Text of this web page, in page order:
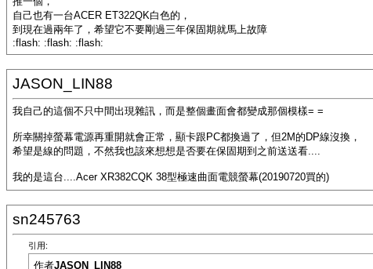
自己也有一台ACER ET322QK白色的，
到現在過兩年了，希望它不要剛過三年保固期就馬上故障
:flash: :flash: :flash:
JASON_LIN88
我自己的這個不只中間出現雜訊，而是整個畫面會都變成那個模樣= =
所幸關掉螢幕電源再重開就會正常，顯卡跟PC都換過了，但2M的DP線沒換，
希望是線的問題，不然我也該來想想是否要在保固期到之前送送看....
我的是這台....Acer XR382CQK 38型極速曲面電競螢幕(20190720買的)
sn245763
引用:
作者JASON_LIN88